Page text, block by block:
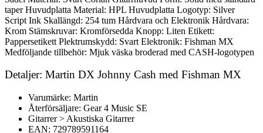
taper Huvudplatta Material: HPL Huvudplatta Logotyp: Silver
Script Ink Skallängd: 254 tum Hårdvara och Elektronik Hårdvara:
Krom Stämskruvar: Kromförsedda Knopp: Liten Etikett:
Pappersetikett Plektrumskydd: Svart Elektronik: Fishman MX
Medföljande tillbehör: Mjuk väska broderad med CASH-logotypen
Detaljer: Martin DX Johnny Cash med Fishman MX
Varumärke: Martin
Återförsäljare: Gear 4 Music SE
Gitarrer > Akustiska Gitarrer
EAN: 729789591164